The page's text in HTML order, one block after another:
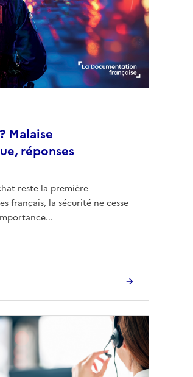
Malaise
réponses
reste la première
français, la sécurité ne cesse